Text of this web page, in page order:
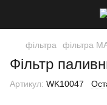
фільтра фільтра
Фільтр
Артикул: WK10047